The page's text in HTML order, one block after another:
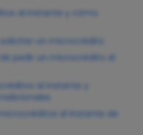
al instante y cómo
un microcrédito
pedir un microcrédito al
al instante y
al instante de